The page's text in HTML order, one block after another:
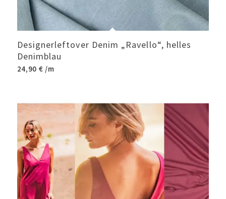
Designerleftover Denim „Ravello“, helles
Denimblau
24,90 € /m